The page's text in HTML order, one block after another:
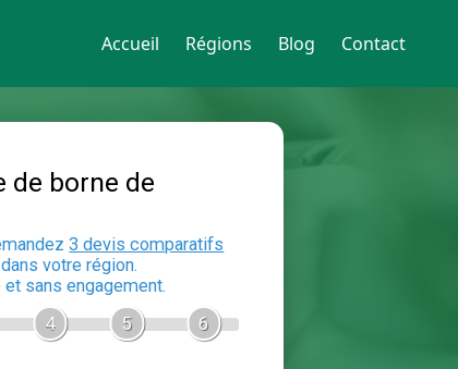
Accueil Régions Blog Contact
recharge
En 5 minutes, demandez
auxelectriciensdans votre région.
Gratuit, sans pub et sans engagement.